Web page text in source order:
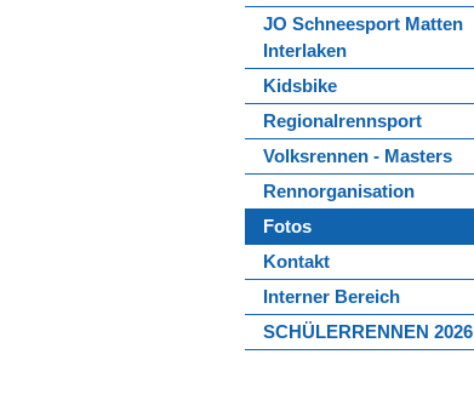
JO Schneesport Matten
Interlaken
Kidsbike
Regionalrennsport
Volksrennen - Masters
Rennorganisation
Fotos
Kontakt
Interner Bereich
SCHÜLERRENNEN 2026